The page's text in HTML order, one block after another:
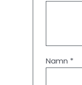
Namn *